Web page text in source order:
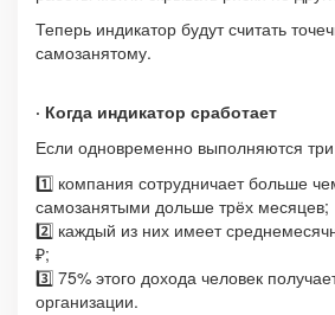
Теперь индикатор будут считать
самозанятому.
· Когда индикатор сработает
Если одновременно выполняются
1️⃣ компания сотрудничает больше
самозанятыми дольше трёх месяцев;
2️⃣ каждый из них имеет
₽;
3️⃣ 75% этого дохода человек
организации.